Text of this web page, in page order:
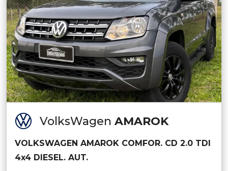
VolksWagen AMAROK
VOLKSWAGEN AMAROK COMFOR. CD 2.0 TDI
4x4 DIESEL. AUT.